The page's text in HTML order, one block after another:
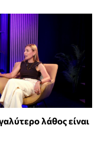
λάθος είναι